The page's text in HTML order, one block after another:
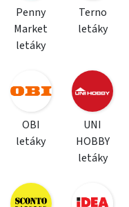
Penny
Market
letáky
Terno
letáky
OBI
letáky
UNI
HOBBY
letáky